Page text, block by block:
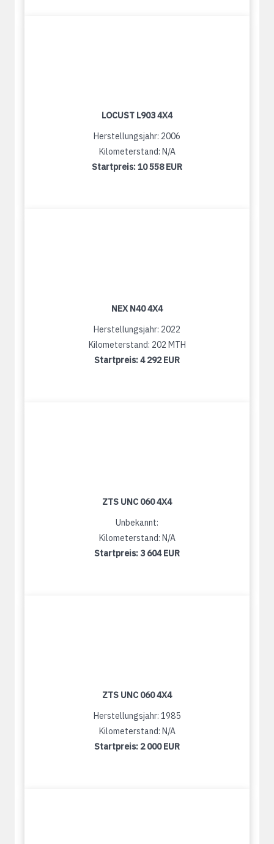
LOCUST L903 4X4
Herstellungsjahr: 2006
Kilometerstand: N/A
Startpreis:10 558 EUR
NEX N40 4X4
Herstellungsjahr: 2022
Kilometerstand: 202 MTH
Startpreis:4 292 EUR
ZTS UNC 060 4X4
Unbekannt:
Kilometerstand: N/A
Startpreis: 3 604 EUR
ZTS UNC 060 4X4
Herstellungsjahr: 1985
Kilometerstand: N/A
Startpreis: 2 000 EUR